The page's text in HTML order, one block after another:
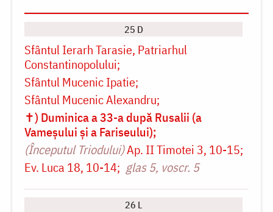
25 D
Sfântul Ierarh Tarasie, Patriarhul
Constantinopolului
Sfântul Mucenic Ipatie
Sfântul Mucenic Alexandru
✝) Duminica a 33-a după Rusalii (a
Vameșului și a Fariseului)
(Începutul Triodului)Ap. II Timotei 3, 10-15
Ev. Luca 18, 10-14
glas 5, voscr. 5
26 L